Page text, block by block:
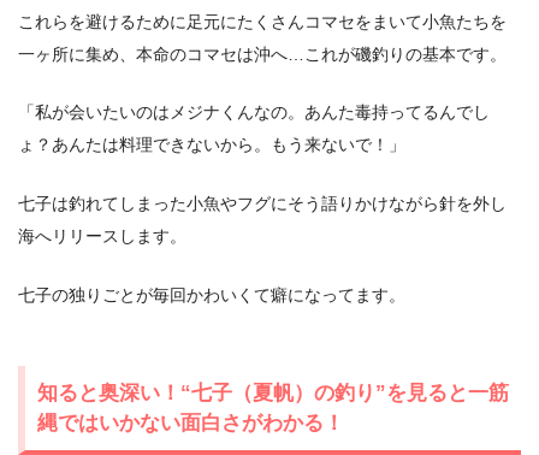
これらを避けるために足元にたくさんコマセをまいて小魚たちを
一ヶ所に集め、本命のコマセは沖へ…これが磯釣りの基本です。
「私が会いたいのはメジナくんなの。あんた毒持ってるんでし
ょ？あんたは料理できないから。もう来ないで！」
七子は釣れてしまった小魚やフグにそう語りかけながら針を外し
海へリリースします。
七子の独りごとが毎回かわいくて癖になってます。
知ると奥深い！“七子（夏帆）の釣り”を見ると一筋
縄ではいかない面白さがわかる！